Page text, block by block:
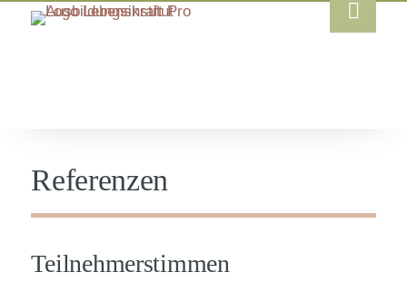
Referenzen
Teilnehmerstimmen